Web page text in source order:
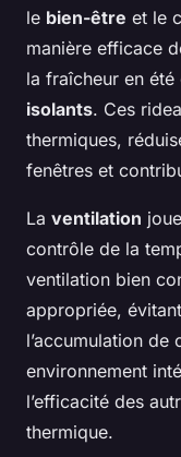
le bien-être et le
manière efficace
la fraîcheur en été
isolants. Ces
thermiques,
fenêtres et
La ventilation
contrôle de la
ventilation bien
appropriée,
l’accumulation de
environnement
l’efficacité des
thermique.